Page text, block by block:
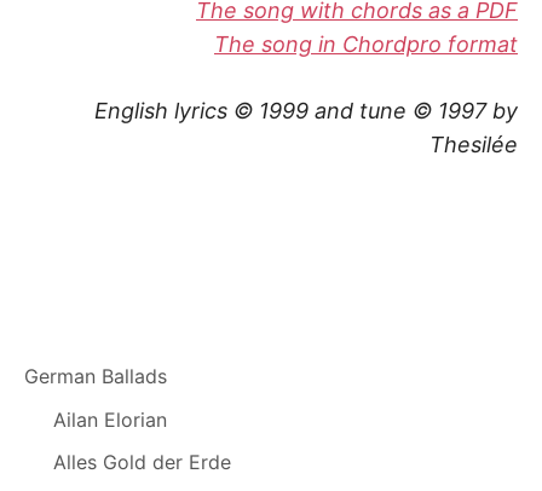
The song with chords as a PDF
The song in Chordpro format
English lyrics © 1999 and tune © 1997 by
Thesilée
German Ballads
Ailan Elorian
Alles Gold der Erde